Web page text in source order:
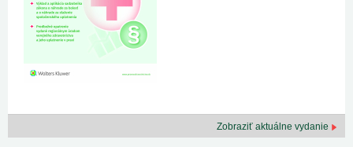
Zobraziť aktuálne vydanie